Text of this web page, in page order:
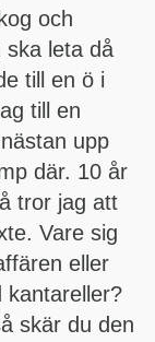
och
ska leta då
till en ö i
till en
upp
där. 10 år
tror jag att
Vare sig
eller
kantareller?
skär du den